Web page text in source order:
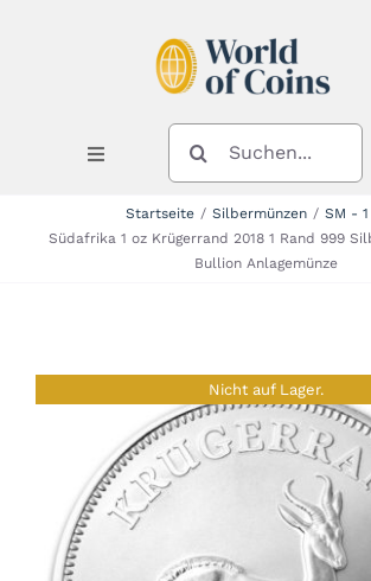
Toggle
Navigation
Neuheiten
SUCHE
NACH:
Startseite Silbermünzen
SM -
Südafrika 1 oz Krügerrand 2018 1 Rand 999
Bullion Anlagemünze
Nicht auf Lager.